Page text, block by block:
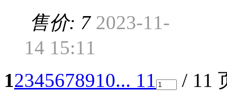
售价: 7 2023-11-
14 15:11
12345678910... 11 / 11